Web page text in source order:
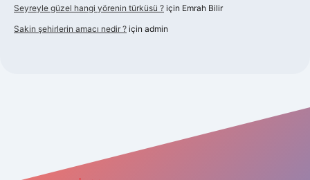
Seyreyle güzel hangi yörenin türküsü ? için Emrah Bilir
Sakin şehirlerin amacı nedir ? için admin